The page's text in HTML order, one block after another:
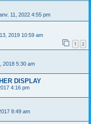
11, 2022 4:55 pm
2019 10:59 am
1 2
2018 5:30 am
DISPLAY
4:16 pm
8:49 am